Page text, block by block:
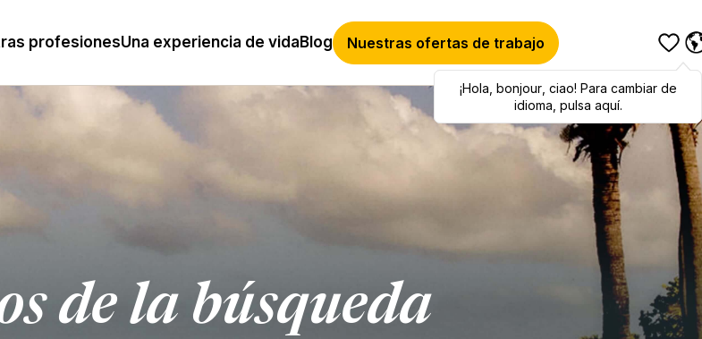
profesionesUna experiencia de vida Blog Nuestras ofertas de trabajo
Hola,bonjour,ciao! To switch
languages, click here!
¡Hola bonjour, ciao! Para cambiar de
idioma, pulsa aquí.
de la búsqueda